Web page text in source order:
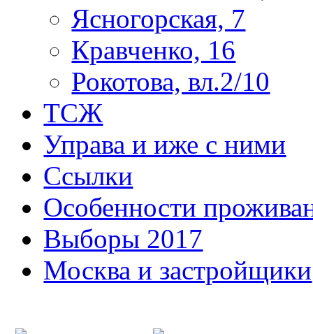
Ясногорская, 7
Кравченко, 16
Рокотова, вл.2/10
ТСЖ
Управа и иже с ними
Ссылки
Особенности
Выборы 2017
Москва и застройщики